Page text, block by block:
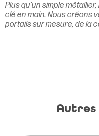
Plus qu'un simple
clé en main. Nous créons
portails sur mesure, de la
Autres